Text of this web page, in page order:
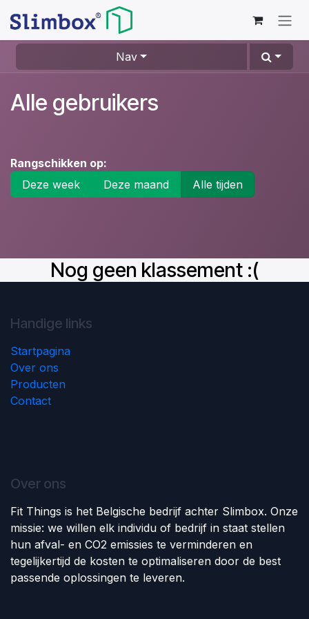
Overslaan naar inhoud
Nav
Alle gebruikers
Rangschikken op:
Deze week
Deze maand Alle tijden
Nog geen klassement :(
Handige links
Startpagina
Over ons
Producten
Contact
Over ons
Fit Things is het Belgische bedrijf achter Slimbox. Onze
missie: we willen elk individu of bedrijf in staat stellen
hun afval- en CO2 emissies te verminderen en
tegelijkertijd de kosten te optimaliseren door de best
passende oplossingen te leveren.